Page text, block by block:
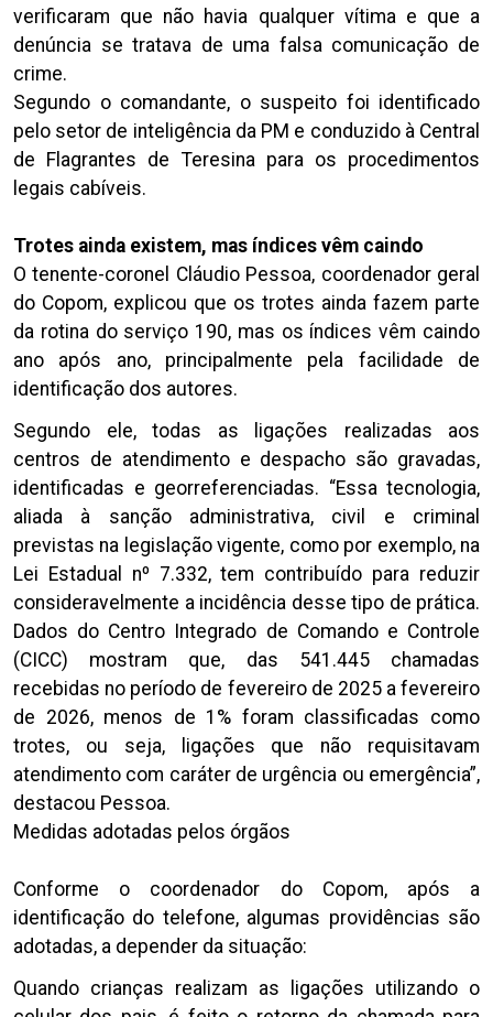
verificaram que não havia qualquer vítima e que a
denúncia se tratava de uma falsa comunicação de
crime.
Segundo o comandante, o suspeito foi identificado
pelo setor de inteligência da PM e conduzido à Central
de Flagrantes de Teresina para os procedimentos
legais cabíveis.
Trotes ainda existem, mas índices vêm caindo
O tenente-coronel Cláudio Pessoa, coordenador geral
do Copom, explicou que os trotes ainda fazem parte
da rotina do serviço 190, mas os índices vêm caindo
ano após ano, principalmente pela facilidade de
identificação dos autores.
Segundo ele, todas as ligações realizadas aos
centros de atendimento e despacho são gravadas,
identificadas e georreferenciadas. “Essa tecnologia,
aliada à sanção administrativa, civil e criminal
previstas na legislação vigente, como por exemplo, na
Lei Estadual nº 7.332, tem contribuído para reduzir
consideravelmente a incidência desse tipo de prática.
Dados do Centro Integrado de Comando e Controle
(CICC) mostram que, das 541.445 chamadas
recebidas no período de fevereiro de 2025 a fevereiro
de 2026, menos de 1% foram classificadas como
trotes, ou seja, ligações que não requisitavam
atendimento com caráter de urgência ou emergência”,
destacou Pessoa.
Medidas adotadas pelos órgãos
Conforme o coordenador do Copom, após a
identificação do telefone, algumas providências são
adotadas, a depender da situação:
Quando crianças realizam as ligações utilizando o